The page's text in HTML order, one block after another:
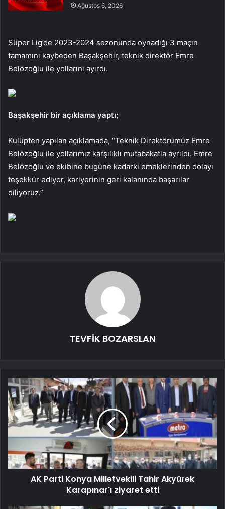
Ağustos 6, 2026
Süper Lig’de 2023-2024 sezonunda oynadığı 3 maçın
tamamını kaybeden Başakşehir, teknik direktör Emre
Belözoğlu ile yollarını ayırdı.
Başakşehir bir açıklama yaptı;
Kulüpten yapılan açıklamada, “Teknik Direktörümüz Emre
Belözoğlu ile yollarımız karşılıklı mutabakatla ayrıldı. Emre
Belözoğlu ve ekibine bugüne kadarki emeklerinden dolayı
teşekkür ediyor, kariyerinin geri kalanında başarılar
diliyoruz.”
TEVFİK BOZARSLAN
AK Parti Konya Milletvekili Tahir Akyürek
Karapınar'ı ziyaret etti